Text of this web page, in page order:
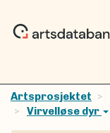
Artsprosjektet
Virvelløse dyr